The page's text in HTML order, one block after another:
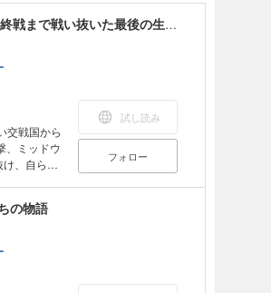
零戦(ゼロファイター)老兵の回想―南京・真珠湾から終戦まで戦い抜いた最後の生き証人
交戦国から
、ミッドウ
、自らを
著者は何
り得る体
くための
人たちに
試し読み
フォロー
の物語